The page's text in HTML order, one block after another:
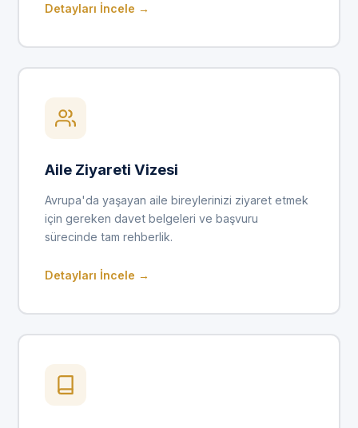
Detayları İncele →
Aile Ziyareti Vizesi
Avrupa'da yaşayan aile bireylerinizi ziyaret etmek
için gereken davet belgeleri ve başvuru
sürecinde tam rehberlik.
Detayları İncele →